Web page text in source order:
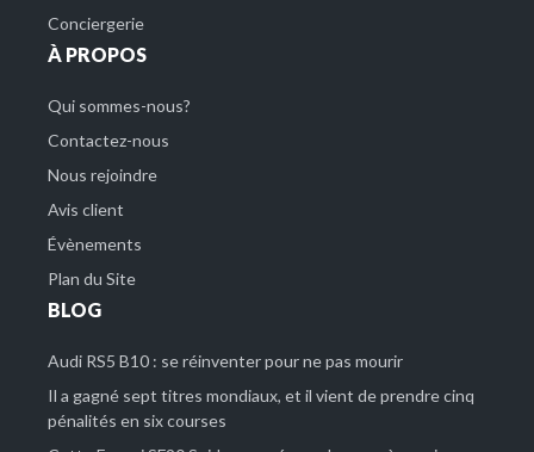
Conciergerie
À PROPOS
Qui sommes-nous?
Contactez-nous
Nous rejoindre
Avis client
Évènements
Plan du Site
BLOG
Audi RS5 B10 : se réinventer pour ne pas mourir
Il a gagné sept titres mondiaux, et il vient de prendre cinq
pénalités en six courses